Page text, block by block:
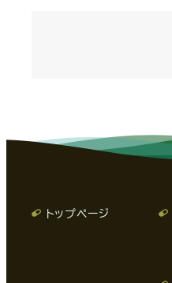
トップページ